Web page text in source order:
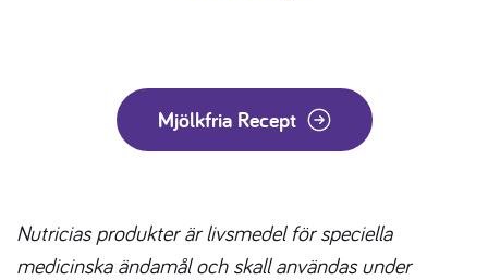
Mjölkfria Recept
Nutricias produkter är livsmedel för speciella
medicinska ändamål och skall användas under